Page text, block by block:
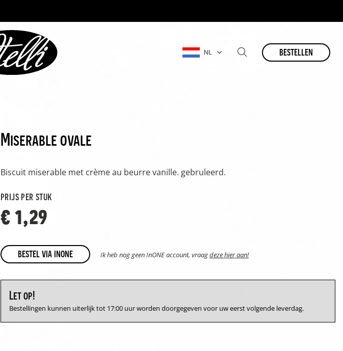
NL bestellen
Miserable ovale
Biscuit miserable met crème au beurre vanille. gebruleerd.
prijs per stuk
€ 1,29
bestel via inone Ik heb nog geen InONE account, vraagdeze hier aan!
Let op!
Bestellingen kunnen uiterlijk tot 17:00 uur worden doorgegeven voor uw eerst volgende leverdag.